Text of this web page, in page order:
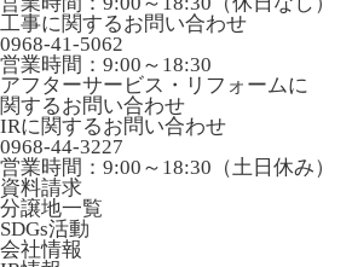
工事に関するお問い合わせ
0968-41-5062
営業時間：9:00～18:30
アフターサービス・リフォームに
関するお問い合わせ
IRに関するお問い合わせ
0968-44-3227
営業時間：9:00～18:30（土日休み）
資料請求
分譲地一覧
SDGs活動
会社情報